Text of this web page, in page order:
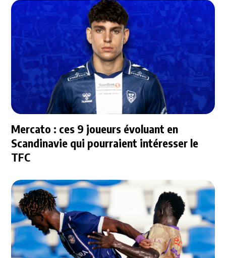
Mercato : ces 9 joueurs évoluant en
Scandinavie qui pourraient intéresser le
TFC